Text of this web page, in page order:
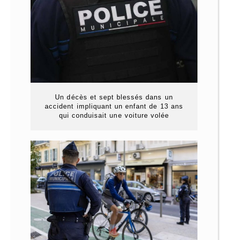
Un décès et sept blessés dans un
accident impliquant un enfant de 13 ans
qui conduisait une voiture volée